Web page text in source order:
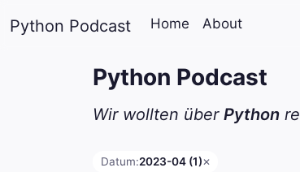
Python Podcast Home About
Python Podcast
Wir wollten über Python
Datum:2023-04 (1)✕